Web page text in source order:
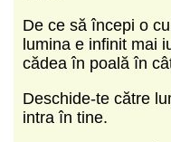
De ce să începi o
lumina e infinit mai
cădea în poală în
Deschide-te către
intra în tine.